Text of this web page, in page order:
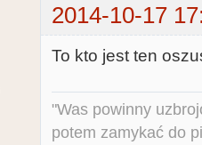
2014-10-17
To kto jest ten
"Was powinny
potem zamykać do